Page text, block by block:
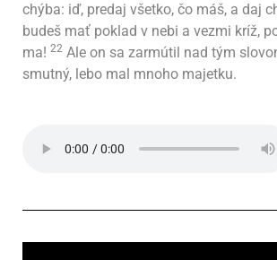
chýba: iď, predaj všetko, čo máš, a daj
budeš mať poklad v nebi a vezmi kríž,
ma! 22 Ale on sa zarmútil nad tým
smutný, lebo mal mnoho majetku.